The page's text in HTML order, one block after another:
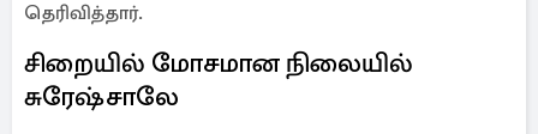
தெரிவித்தார்.
சிறையில் மோசமான நிலையில்
சுரேஷ்சாலே